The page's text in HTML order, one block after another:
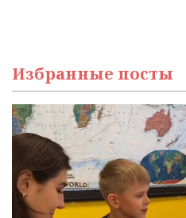
Избранные посты